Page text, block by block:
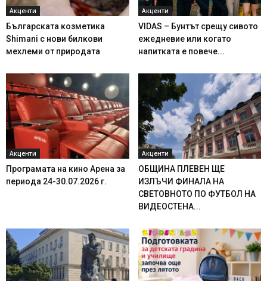
Акценти
Българската козметика
Shimani с нови билкови
мехлеми от природата
Акценти
VIDAS – Бунтът срещу сивото
ежедневие или когато
напитката е повече...
Акценти
Програмата на кино Арена за
периода 24-30.07.2026 г.
Акценти
ОБЩИНА ПЛЕВЕН ЩЕ
ИЗЛЪЧИ ФИНАЛА НА
СВЕТОВНОТО ПО ФУТБОЛ НА
ВИДЕОСТЕНА...